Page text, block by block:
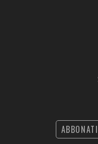
ABBONATI